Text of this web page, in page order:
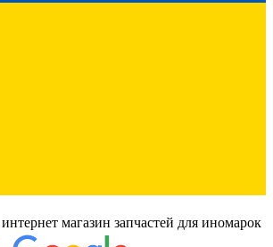
магазин запчастей для иномарок